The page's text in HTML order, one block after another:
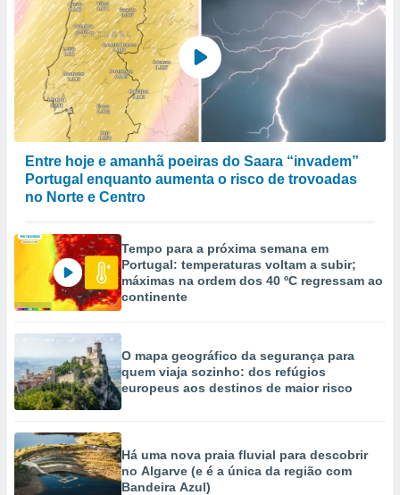
Entre hoje e amanhã poeiras do Saara “invadem”
Portugal enquanto aumenta o risco de trovoadas
no Norte e Centro
Tempo para a próxima semana em
Portugal: temperaturas voltam a subir;
máximas na ordem dos 40 ºC regressam ao
continente
O mapa geográfico da segurança para
quem viaja sozinho: dos refúgios
europeus aos destinos de maior risco
Há uma nova praia fluvial para descobrir
no Algarve (e é a única da região com
Bandeira Azul)